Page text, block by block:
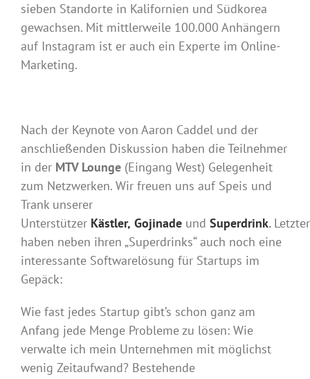
sieben Standorte in Kalifornien und Südkorea
gewachsen. Mit mittlerweile 100.000 Anhängern
auf Instagram ist er auch ein Experte im Online-
Marketing.
Nach der Keynote von Aaron Caddel und der
anschließenden Diskussion haben die Teilnehmer
in der MTV Lounge (Eingang West) Gelegenheit
zum Netzwerken. Wir freuen uns auf Speis und
Trank unserer
Unterstützer Kästler, Gojinade und Superdrink.
haben neben ihren „Superdrinks“ auch noch eine
interessante Softwarelösung für Startups im
Gepäck:
Wie fast jedes Startup gibt’s schon ganz am
Anfang jede Menge Probleme zu lösen: Wie
verwalte ich mein Unternehmen mit möglichst
wenig Zeitaufwand? Bestehende